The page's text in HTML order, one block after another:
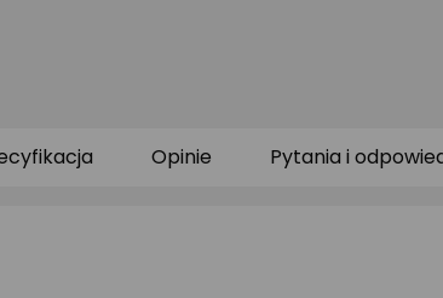
Opinie Pytania i